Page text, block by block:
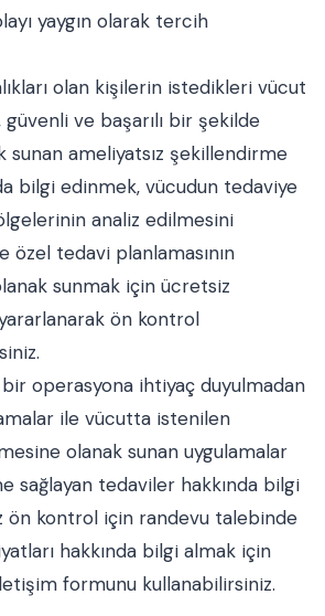
yaygın olarak tercih
olan kişilerin istedikleri vücut
ve başarılı bir şekilde
sunan ameliyatsız şekillendirme
bilgi edinmek, vücudun tedaviye
analiz edilmesini
özel tedavi planlamasının
sunmak için ücretsiz
ön kontrol
operasyona ihtiyaç duyulmadan
ile vücutta istenilen
olanak sunan uygulamalar
sağlayan tedaviler hakkında bilgi
ön kontrol için randevu talebinde
hakkında bilgi almak için
formunu kullanabilirsiniz.